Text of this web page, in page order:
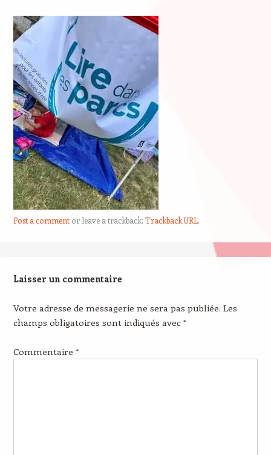
Post a commentor leave a trackback: Trackback URL.
Laisser un commentaire
Votre adresse de messagerie ne sera pas publiée. Les
champs obligatoires sont indiqués avec *
Commentaire *